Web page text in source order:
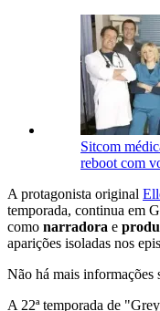
Sitcom
reboot com
A protagonista original
temporada, continua em
como narradora e
aparições isoladas nos
Não há mais informações
A 22ª temporada de